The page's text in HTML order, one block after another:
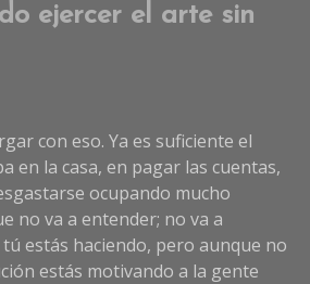
ejercer el arte sin
con eso. Ya es suficiente el
en la casa, en pagar las cuentas,
ocupando mucho
no va a entender; no va a
estás haciendo, pero aunque no
estás motivando a la gente